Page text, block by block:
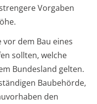
Vorgaben
vor dem Bau eines
sollten, welche
Bundesland gelten.
Baubehörde,
den